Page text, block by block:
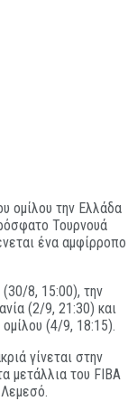
ομίλου την Ελλάδα
Τουρνουά
ένα αμφίρροπο
(30/8, 15:00), την
(2/9, 21:30) και
(4/9, 18:15).
γίνεται στην
μετάλλια του FIBA